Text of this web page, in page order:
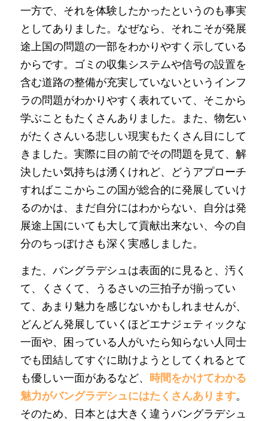
一方で、それを体験したかったというのも事実
としてありました。なぜなら、それこそが発展
途上国の問題の一部をわかりやすく示している
からです。ゴミの収集システムや信号の設置を
含む道路の整備が充実していないというインフ
ラの問題がわかりやすく表れていて、そこから
学ぶこともたくさんありました。また、物乞い
がたくさんいる悲しい現実もたくさん目にして
きました。実際に目の前でその問題を見て、解
決したい気持ちは湧くけれど、どうアプローチ
すればここからこの国が総合的に発展していけ
るのかは、まだ自分にはわからない、自分は発
展途上国にいても大して貢献出来ない、今の自
分のちっぽけさも深く実感しました。
また、バングラデシュは表面的に見ると、汚く
て、くさくて、うるさいの三拍子が揃ってい
て、あまり魅力を感じないかもしれませんが、
どんどん発展していくほどエナジェティックな
一面や、困っている人がいたら知らない人同士
でも団結してすぐに助けようとしてくれるとて
も優しい一面があるなど、
時間をかけてわかる
魅力がバングラデシュにはたくさんあります。
そのため、日本とは大きく違うバングラデシュ